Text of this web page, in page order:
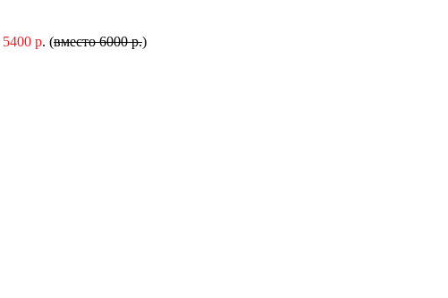
5400 р. (вместо6000 р.)